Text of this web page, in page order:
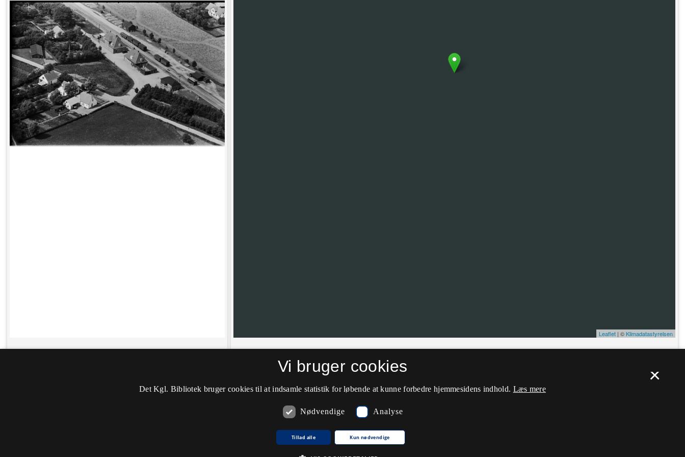
Leaflet| ©Klimadatastyrelsen
Hvis nålen ikke er helt korrekt placeret vil vi meget gerne have din hjælp. Du skal
for at kunne skrive kommentarer.
×
Vi bruger cookies
Det Kgl. Bibliotek bruger cookies til at indsamle statistik for løbende at kunne forbedre hjemmesidens indhold. Læs mere
Nødvendige Analyse
Tillad alle Kun nødvendige